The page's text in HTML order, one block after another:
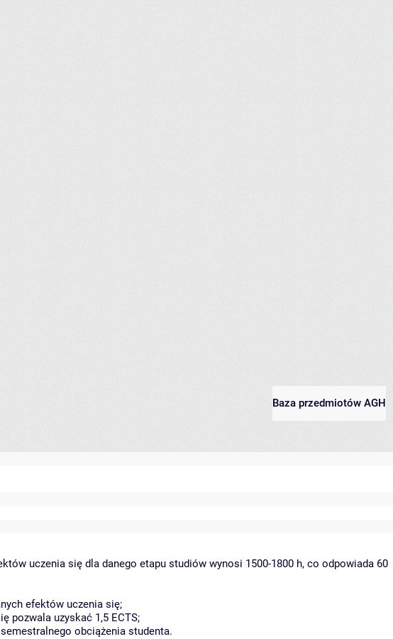
Baza przedmiotów AGH
uczenia się dla danego etapu studiów wynosi 1500-1800 h, co odpowiada 60
efektów uczenia się;
pozwala uzyskać 1,5 ECTS;
obciążenia studenta.